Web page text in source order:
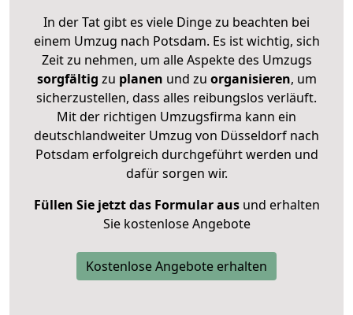
In der Tat gibt es viele Dinge zu beachten bei
einem Umzug nach Potsdam. Es ist wichtig, sich
Zeit zu nehmen, um alle Aspekte des Umzugs
sorgfältig zu planen und zu organisieren, um
sicherzustellen, dass alles reibungslos verläuft.
Mit der richtigen Umzugsfirma kann ein
deutschlandweiter Umzug von Düsseldorf nach
Potsdam erfolgreich durchgeführt werden und
dafür sorgen wir.
Füllen Sie jetzt das Formular ausund erhalten
Sie kostenlose Angebote
Kostenlose Angebote erhalten